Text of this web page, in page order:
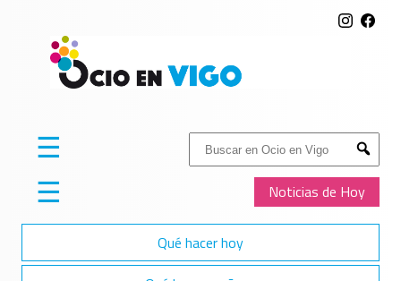
Buscar:
Submit
Noticias de Hoy
☰
☰
Qué hacer hoy